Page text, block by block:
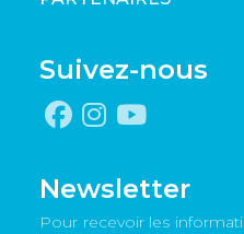
Suivez-nous
Newsletter
Pour recevoir les